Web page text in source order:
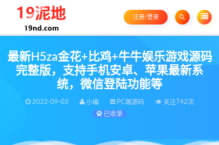
注册/登录
最新H5za金花+比鸡+牛牛娱乐游戏源码
完整版，支持手机安卓、苹果最新系
统，微信登陆功能等
2022-09-03 小编 PC端源码
关注742次
已收录